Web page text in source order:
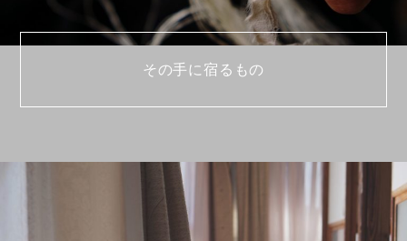
その手に宿るもの